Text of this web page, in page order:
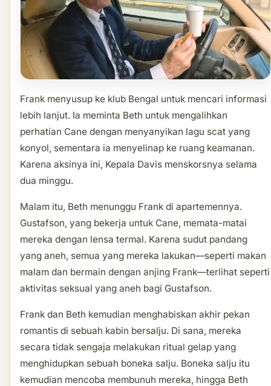
Frank menyusup ke klub Bengal untuk mencari informasi
lebih lanjut. Ia meminta Beth untuk mengalihkan
perhatian Cane dengan menyanyikan lagu scat yang
konyol, sementara ia menyelinap ke ruang keamanan.
Karena aksinya ini, Kepala Davis menskorsnya selama
dua minggu.
Malam itu, Beth menunggu Frank di apartemennya.
Gustafson, yang bekerja untuk Cane, memata-matai
mereka dengan lensa termal. Karena sudut pandang
yang aneh, semua yang mereka lakukan—seperti makan
malam dan bermain dengan anjing Frank—terlihat seperti
aktivitas seksual yang aneh bagi Gustafson.
Frank dan Beth kemudian menghabiskan akhir pekan
romantis di sebuah kabin bersalju. Di sana, mereka
secara tidak sengaja melakukan ritual gelap yang
menghidupkan sebuah boneka salju. Boneka salju itu
kemudian mencoba membunuh mereka, hingga Beth